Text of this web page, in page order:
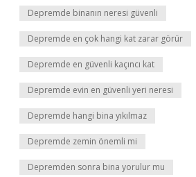
Depremde binanın neresi güvenli
Depremde en çok hangi kat zarar görür
Depremde en güvenli kaçıncı kat
Depremde evin en güvenli yeri neresi
Depremde hangi bina yıkılmaz
Depremde zemin önemli mi
Depremden sonra bina yorulur mu